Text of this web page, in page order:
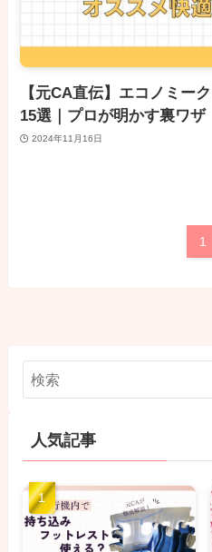
【元CA直伝】エコノミー
15選｜プロが明かす裏ワザ
2024年11月16日
1
人気記事